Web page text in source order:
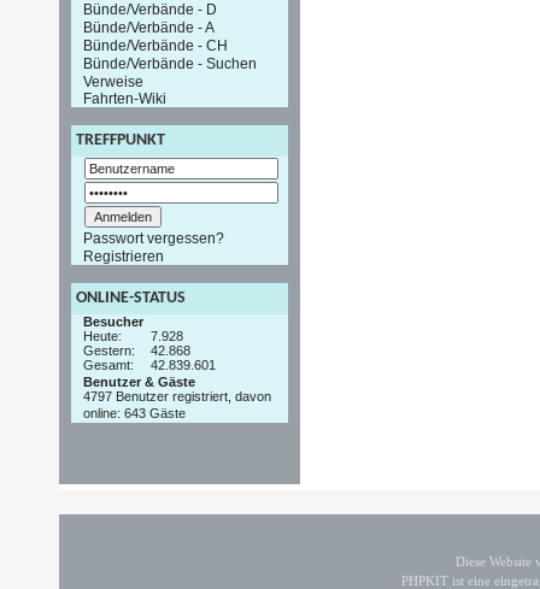
Bünde/Verbände - D
Bünde/Verbände - A
Bünde/Verbände - CH
Bünde/Verbände - Suchen
Verweise
Fahrten-Wiki
TREFFPUNKT
Passwort vergessen?
Registrieren
ONLINE-STATUS
Besucher
Heute:
7.928
Gestern:
42.868
Gesamt:
42.839.601
Benutzer & Gäste
4797 Benutzer registriert, davon
online: 643 Gäste
Diese
PHPKIT ist eine